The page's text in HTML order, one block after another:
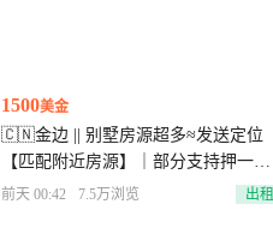
1500美金
🇨🇳金边 || 别墅房源超多≈发送定位
【匹配附近房源】｜部分支持押一
《各类房源都有》
前天 00:42 7.5万浏览 出租